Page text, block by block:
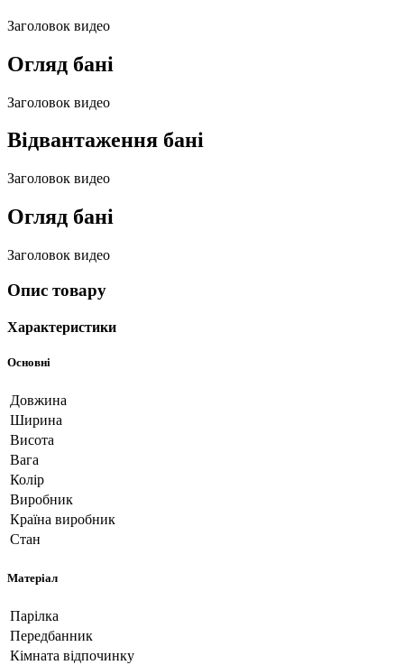
Заголовок видео
Огляд бані
Заголовок видео
Відвантаження бані
Заголовок видео
Огляд бані
Заголовок видео
Опис товару
Характеристики
Основні
Довжина
Ширина
Висота
Вага
Колір
Виробник
Країна виробник
Стан
Матеріал
Парілка
Передбанник
Кімната відпочинку